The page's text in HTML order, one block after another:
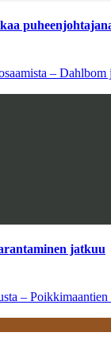
– Dahlbom
jatkuu
– Poikkimaantien